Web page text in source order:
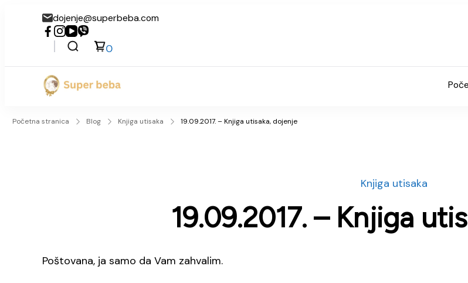
dojenje@superbeba.com
0
Početna stranica Blog Knjiga utisaka 19.09.2017. – Knjiga utisaka, dojenje
Knjiga utisaka
19.09.2017. – Knjiga
Poštovana, ja samo da Vam zahvalim.